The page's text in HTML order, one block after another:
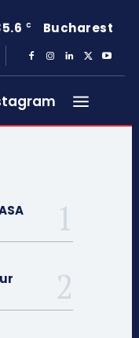
C Bucharest